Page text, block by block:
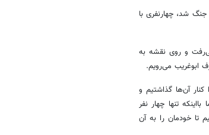
شد، چهارنفری با
و روی نقشه به
ابوغریب می‌رویم.
آن‌ها گذاشتیم و
تنها چهار نفر
تا خودمان را به آن